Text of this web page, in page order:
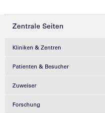
Zentrale Seiten
Kliniken & Zentren
Patienten & Besucher
Zuweiser
Forschung